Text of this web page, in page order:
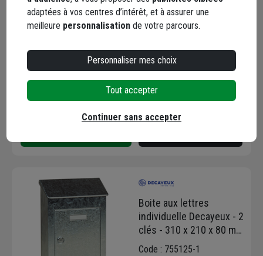
+ 1 modèle
individuelle Decayeux -
340 x 260 x 85 mm -
Acier galvanisé - Blanc
56,56 €
Choisir une agence pour vérifier le stock
Trouver du stock en agence
Boite aux lettres
individuelle Decayeux - 2
clés - 310 x 210 x 80 mm
- Acier galvanisé
Code : 755125-1
adaptées à vos centres d’intérêt, et à assurer une
meilleure personnalisation de votre parcours.
Personnaliser mes choix
Tout accepter
Continuer sans accepter